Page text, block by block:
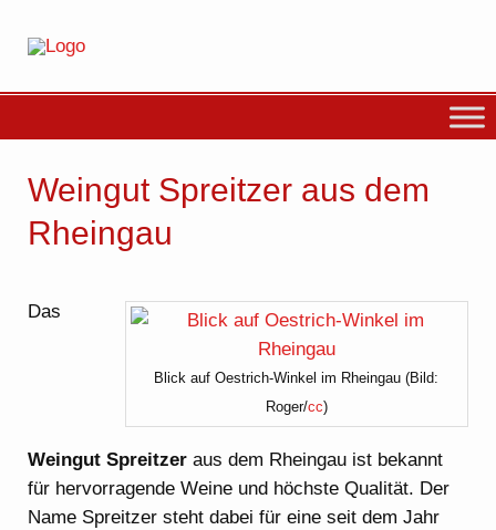
Weingut Spreitzer aus dem
Rheingau
Blick auf Oestrich-Winkel im Rheingau (Bild:
Roger/cc)
Das
Weingut Spreitzer aus dem Rheingau ist bekannt
für hervorragende Weine und höchste Qualität. Der
Name Spreitzer steht dabei für eine seit dem Jahr